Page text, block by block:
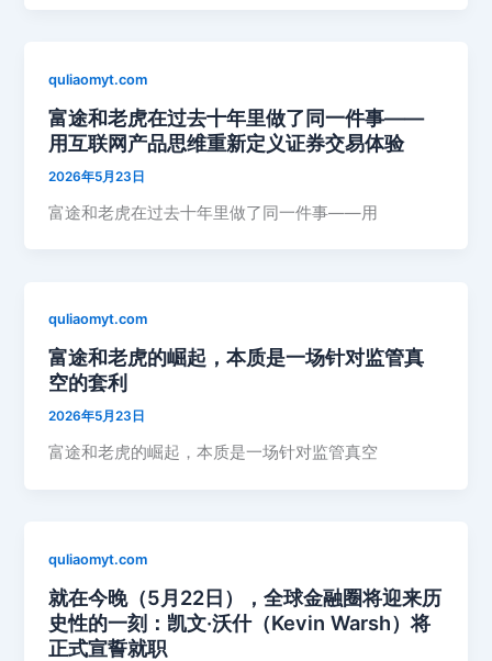
quliaomyt.com
富途和老虎在过去十年里做了同一件事——
用互联网产品思维重新定义证券交易体验
2026年5月23日
富途和老虎在过去十年里做了同一件事——用
quliaomyt.com
富途和老虎的崛起，本质是一场针对监管真
空的套利
2026年5月23日
富途和老虎的崛起，本质是一场针对监管真空
quliaomyt.com
就在今晚（5月22日），全球金融圈将迎来历
史性的一刻：凯文·沃什（Kevin Warsh）将
正式宣誓就职